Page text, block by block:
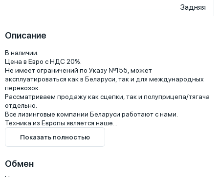
Задняя
Описание
В наличии.
Цена в Евро с НДС 20%.
Не имеет ограничений по Указу №155, может
эксплуатироваться как в Беларуси, так и для международных
перевозок.
Рассматриваем продажу как сцепки, так и полуприцепа/тягача
отдельно.
Все лизинговые компании Беларуси работают с нами.
Техника из Европы является наше...
Показать полностью
Обмен